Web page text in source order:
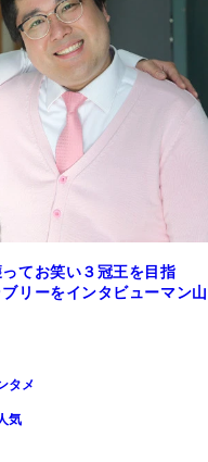
てお笑い３冠王を目指
リーをインタビューマン山
タメ
気